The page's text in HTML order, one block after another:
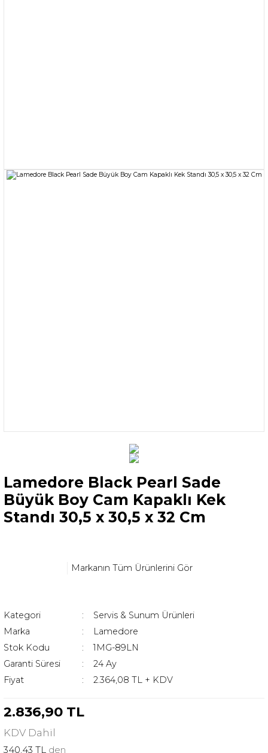
Lamedore Black Pearl Sade
Büyük Boy Cam Kapaklı Kek
Standı 30,5 x 30,5 x 32 Cm
Markanın Tüm Ürünlerini Gör
Kategori
Servis & Sunum Ürünleri
Marka
Lamedore
Stok Kodu
1MG-89LN
Garanti Süresi
24 Ay
Fiyat
2.364,08 TL + KDV
2.836,90 TL
KDV Dahil
340,43 TL den